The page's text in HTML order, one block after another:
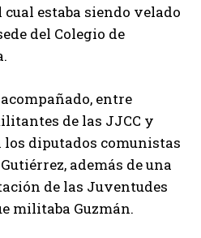
cual estaba siendo velado
del Colegio de
entre
de las JJCC y
diputados comunistas
además de una
de las Juventudes
militaba Guzmán.